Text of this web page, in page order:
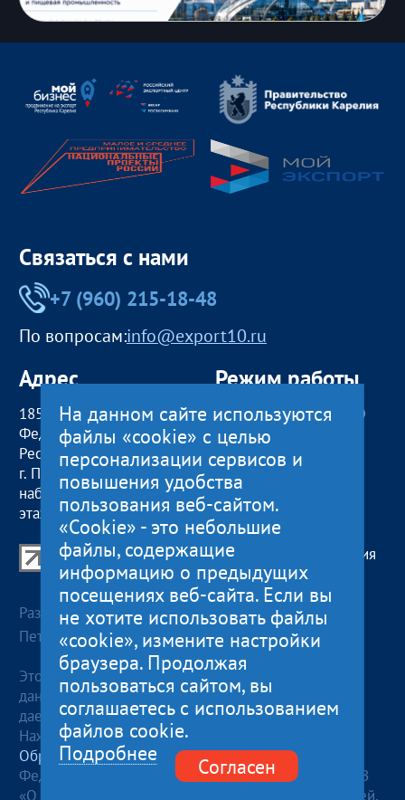
Связаться с нами
+7 (960) 215-18-48
По вопросам:info@export10.ru
Адрес
185000, Российская
Федерация,
Республика Карелия
г. Петрозаводск,
наб. Гюллинга, 11 / 2
этаж, офис 2
Режим работы
пн — чт:09:00 — 18:00
пт:09:00 — 17:00
обед с 13:00 до 14:00
сб, вс
Центр поддержки экспорта Республики Карелия
© 2012—2024
Разработка и поддержка сайта — «Артлекс», г.
Петрозаводск
Этот сайт использует файлы cookies для хранения
данных. Продолжая использовать данный сайт, Вы
даете согласие на работу с этими файлами.
Нажимая кнопку «Отправить», я даю согласие на
Обработку персональных данных, в соответствии с
Федеральным законом от 27.07.2006 года №152-ФЗ
«О персональных данных», на условиях и для целей,
На данном сайте используются
файлы «cookie» с целью
персонализации сервисов и
повышения удобства
пользования веб-сайтом.
«Cookie» - это небольшие
файлы, содержащие
информацию о предыдущих
посещениях веб-сайта. Если вы
не хотите использовать файлы
«cookie», измените настройки
браузера. Продолжая
пользоваться сайтом, вы
соглашаетесь с использованием
файлов cookie.
Подробнее
Согласен